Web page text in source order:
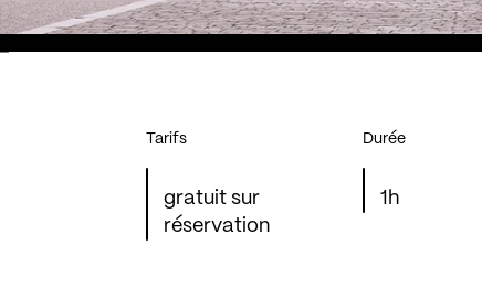
Tarifs
gratuit sur
réservation
Durée
1h